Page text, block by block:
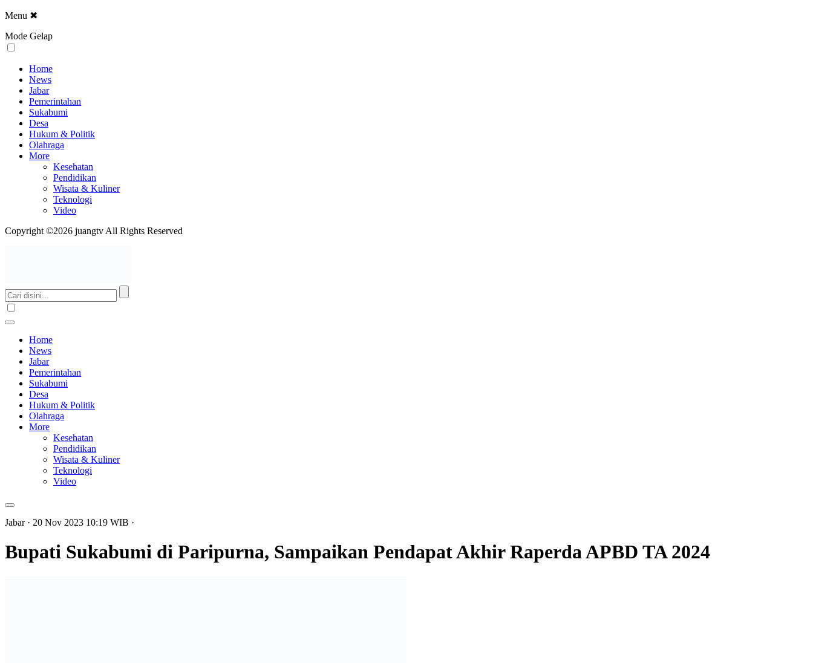
Menu ✖
Mode Gelap
Home
News
Jabar
Pemerintahan
Sukabumi
Desa
Hukum & Politik
Olahraga
More
Kesehatan
Pendidikan
Wisata & Kuliner
Teknologi
Video
Copyright ©2026 juangtv All Rights Reserved
Home
News
Jabar
Pemerintahan
Sukabumi
Desa
Hukum & Politik
Olahraga
More
Kesehatan
Pendidikan
Wisata & Kuliner
Teknologi
Video
Jabar · 20 Nov 2023 10:19 WIB ·
Bupati Sukabumi di Paripurna, Sampaikan Pendapat Akhir Raperda APBD TA 2024